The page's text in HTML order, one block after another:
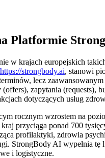
Platformie
krajach europejskich
https://strongbody.ai, stanowi
lecz
zapytania (requests),
dotyczących usług
rocznym wzrostem na
przyciąga ponad 700
profilaktyki, zdrowia
StrongBody AI
i logistyczne.